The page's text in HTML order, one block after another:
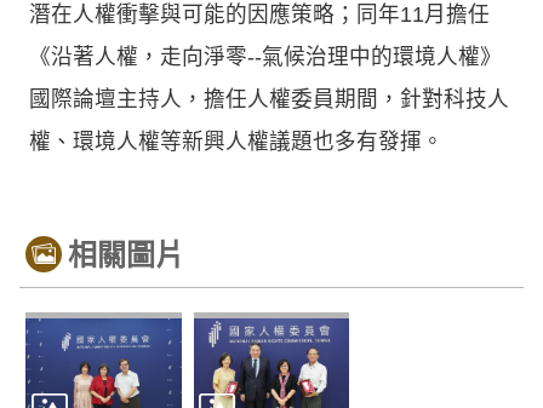
潛在人權衝擊與可能的因應策略；同年11月擔任
《沿著人權，走向淨零--氣候治理中的環境人權》
國際論壇主持人，擔任人權委員期間，針對科技人
權、環境人權等新興人權議題也多有發揮。
相關圖片